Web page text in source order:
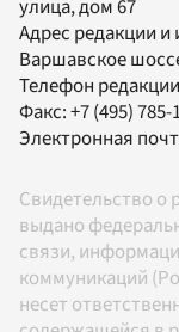
улица, дом 67
Адрес редакции и
Варшавское
Телефон
Факс:+7 (495) 785-
Электронная
Свидетельство
выдано
связи,
коммуникаций
несет